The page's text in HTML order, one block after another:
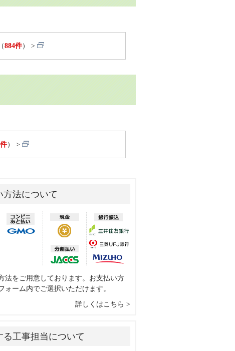
（884件）
）
方法について
法をご用意しております。お支払い方
ォーム内でご選択いただけます。
詳しくはこちら
る工事担当について